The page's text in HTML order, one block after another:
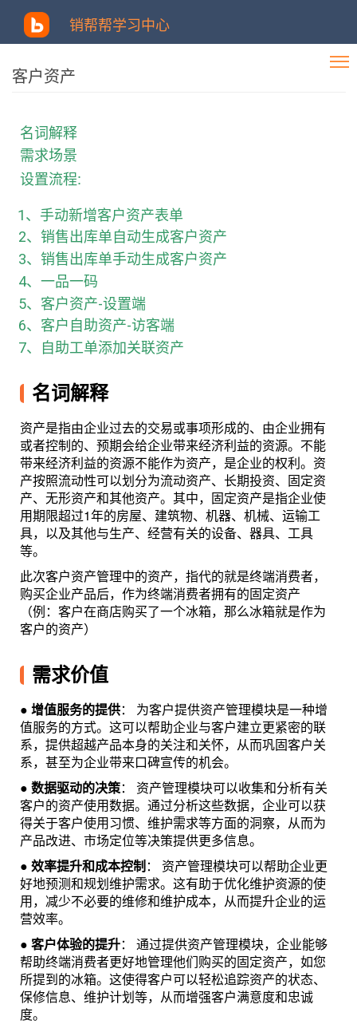
销帮帮学习中心
客户资产
名词解释​
需求场景
设置流程:
1、手动新增客户资产表单
2、销售出库单自动生成客户资产
3、销售出库单手动生成客户资产
4、一品一码
5、客户资产-设置端
6、客户自助资产-访客端
7、自助工单添加关联资产
名词解释
资产是指由企业过去的交易或事项形成的、由企业拥有
或者控制的、预期会给企业带来经济利益的资源。不能
带来经济利益的资源不能作为资产，是企业的权利。资
产按照流动性可以划分为流动资产、长期投资、固定资
产、无形资产和其他资产。其中，固定资产是指企业使
用期限超过1年的房屋、建筑物、机器、机械、运输工
具，以及其他与生产、经营有关的设备、器具、工具
等。
此次客户资产管理中的资产，指代的就是终端消费者，
购买企业产品后，作为终端消费者拥有的固定资产
（例：客户在商店购买了一个冰箱，那么冰箱就是作为
客户的资产）
需求价值
● 增值服务的提供： 为客户提供资产管理模块是一种增
值服务的方式。这可以帮助企业与客户建立更紧密的联
系，提供超越产品本身的关注和关怀，从而巩固客户关
系，甚至为企业带来口碑宣传的机会。
● 数据驱动的决策： 资产管理模块可以收集和分析有关
客户的资产使用数据。通过分析这些数据，企业可以获
得关于客户使用习惯、维护需求等方面的洞察，从而为
产品改进、市场定位等决策提供更多信息。
● 效率提升和成本控制： 资产管理模块可以帮助企业更
好地预测和规划维护需求。这有助于优化维护资源的使
用，减少不必要的维修和维护成本，从而提升企业的运
营效率。
● 客户体验的提升： 通过提供资产管理模块，企业能够
帮助终端消费者更好地管理他们购买的固定资产，如您
所提到的冰箱。这使得客户可以轻松追踪资产的状态、
保修信息、维护计划等，从而增强客户满意度和忠诚
度。